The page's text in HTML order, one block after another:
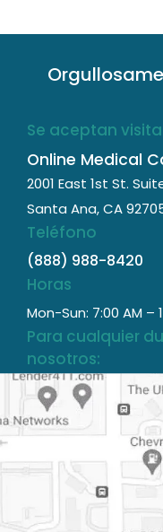
Se aceptan
Online Medical
2001 East 1st St.
Santa Ana, CA
Teléfono
(888) 988-8420
Horas
Mon-Sun: 7:00 AM –
Para cualquier
nosotros:
(13 horas/día – 7